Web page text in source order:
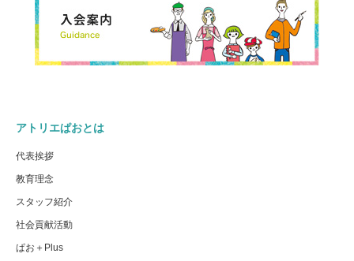
アトリエぱおとは
代表挨拶
教育理念
スタッフ紹介
社会貢献活動
ぱお＋Plus